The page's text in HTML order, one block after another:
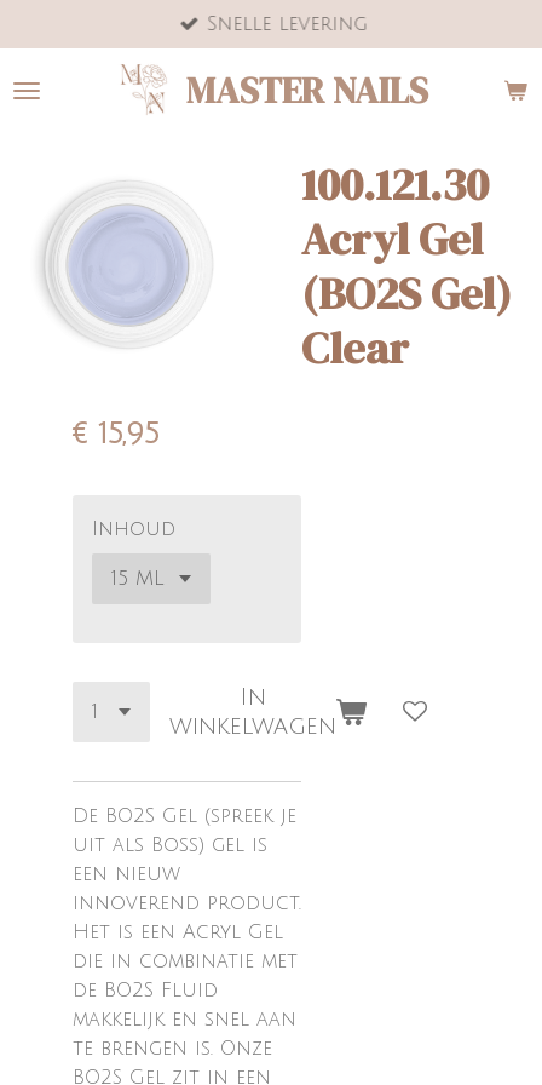
direct
naar
MASTER NAILS
Snelle levering
100.121.30
Acryl Gel
(BO2S Gel)
Clear
€ 15,95
Inhoud
In
winkelwagen
De BO2S Gel (spreek je
uit als Boss) gel is
een nieuw
innoverend product.
Het is een Acryl Gel
die in combinatie met
de BO2S Fluid
makkelijk en snel aan
te brengen is. Onze
BO2S Gel zit in een